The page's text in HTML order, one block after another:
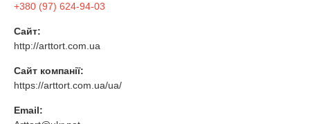
+380 (97) 624-94-03
Сайт:
http://arttort.com.ua
Сайт компанії:
https://arttort.com.ua/ua/
Email: